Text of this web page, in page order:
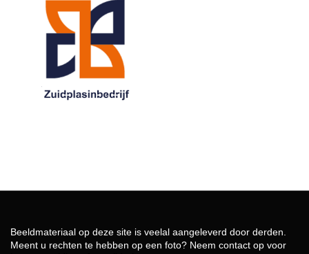
Beeldmateriaal op deze site is veelal aangeleverd door derden.
Meent u rechten te hebben op een foto? Neem contact op voor